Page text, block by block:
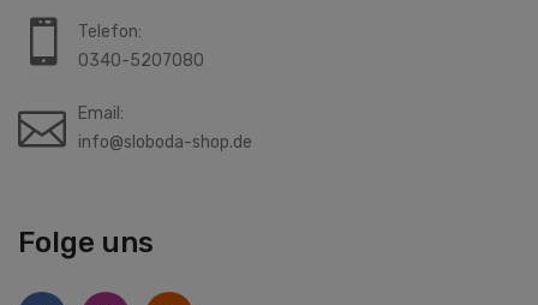
Folge uns
Telefon:
0340-5207080
Email:
info@sloboda-shop.de